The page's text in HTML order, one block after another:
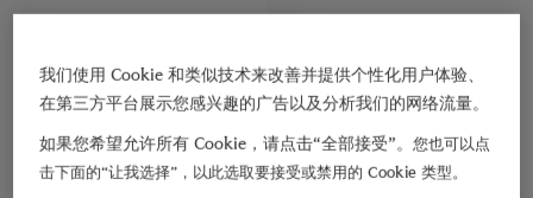
我们使用 Cookie 和类似技术来改善并提供个性化用户体验、
在第三方平台展示您感兴趣的广告以及分析我们的网络流量。
如果您希望允许所有 Cookie，请点击“全部接受”。您也可以点
击下面的“让我选择”，以此选取要接受或禁用的 Cookie 类型。